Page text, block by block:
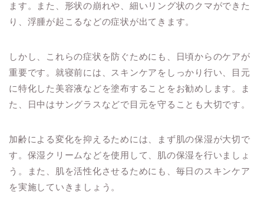
ます。また、形状の崩れや、細いリング状のクマができた
り、浮腫が起こるなどの症状が出てきます。
しかし、これらの症状を防ぐためにも、日頃からのケアが
重要です。就寝前には、スキンケアをしっかり行い、目元
に特化した美容液などを塗布することをお勧めします。ま
た、日中はサングラスなどで目元を守ることも大切です。
加齢による変化を抑えるためには、まず肌の保湿が大切で
す。保湿クリームなどを使用して、肌の保湿を行いましょ
う。また、肌を活性化させるためにも、毎日のスキンケア
を実施していきましょう。